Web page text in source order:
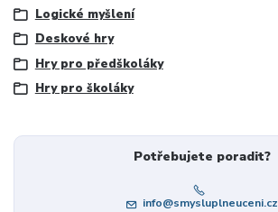
Logické myšlení
Deskové hry
Hry pro předškoláky
Hry pro školáky
Potřebujete poradit?
info@smysluplneuceni.cz